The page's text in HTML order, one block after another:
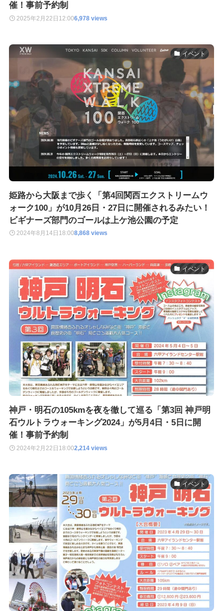
催！事前予約制
2025年2月22日 12:006,978 views
イベント
姫路から大阪まで歩く「第4回関西エクストリームウ
ォーク100」が10月26日・27日に開催されるみたい！
ビギナーズ部門のゴールは上ケ池公園の予定
2024年8月14日 18:008,868 views
イベント
神戸・明石の105kmを夜を徹して巡る「第3回 神戸明
石ウルトラウォーキング2024」が5月4日・5日に開
催！事前予約制
2024年2月22日 18:002,214 views
イベント